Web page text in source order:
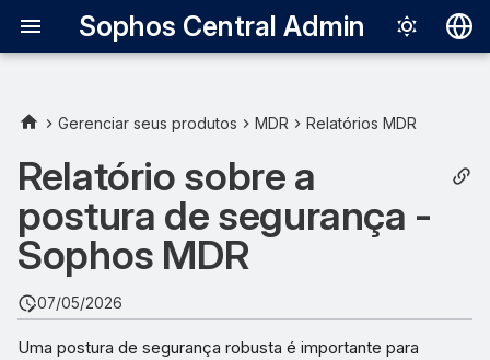
Sophos Central Admin
English
Italiano
한국어
Português
Modelo VET
Detalhes do relatório
Visibilidade
Gerenciar seus produtos MDR Relatórios MDR
Relatório sobre a
postura de segurança -
Sophos MDR
07/05/2026
Uma postura de segurança robusta é importante para